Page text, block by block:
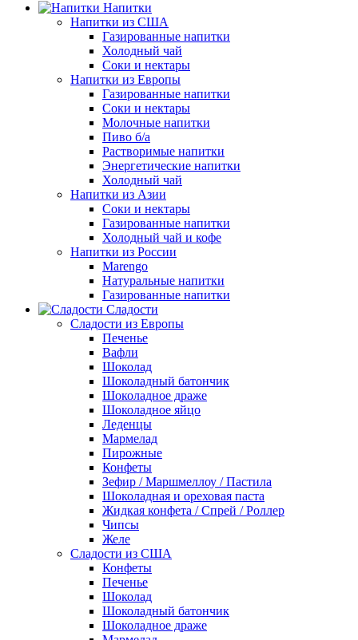
Напитки
Напитки из США
Газированные напитки
Холодный чай
Соки и нектары
Напитки из Европы
Газированные напитки
Соки и нектары
Молочные напитки
Пиво б/а
Растворимые напитки
Энергетические напитки
Холодный чай
Напитки из Азии
Соки и нектары
Газированные напитки
Холодный чай и кофе
Напитки из России
Marengo
Натуральные напитки
Газированные напитки
Сладости
Сладости из Европы
Печенье
Вафли
Шоколад
Шоколадный батончик
Шоколадное драже
Шоколадное яйцо
Леденцы
Мармелад
Пирожные
Конфеты
Зефир / Маршмеллоу / Пастила
Шоколадная и ореховая паста
Жидкая конфета / Спрей / Роллер
Чипсы
Желе
Сладости из США
Конфеты
Печенье
Шоколад
Шоколадный батончик
Шоколадное драже